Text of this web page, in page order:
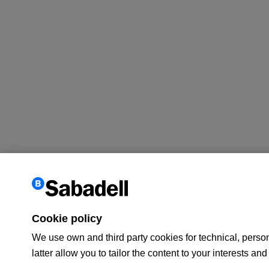
Cookie policy
We use own and third party cookies for technical,
latter allow you to tailor the content to your interests